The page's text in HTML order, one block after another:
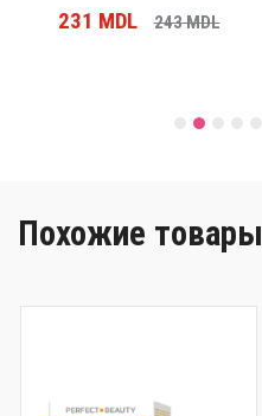
231 MDL 243MDL
Похожие товары